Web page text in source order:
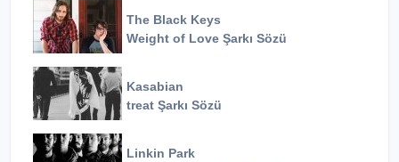
The Black Keys
Weight of Love Şarkı Sözü
Kasabian
treat Şarkı Sözü
Linkin Park